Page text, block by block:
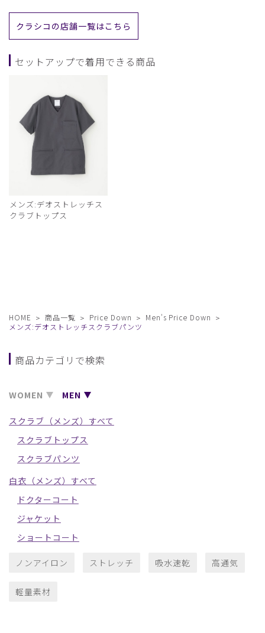
クラシコの店舗一覧はこちら
セットアップで着用できる商品
メンズ:デオストレッチス
クラブトップス
HOME 商品一覧 Price Down
Men's Price Down
メンズ:デオストレッチスクラブパンツ
商品カテゴリで検索
WOMEN MEN
スクラブ（メンズ）すべて
スクラブトップス
スクラブパンツ
白衣（メンズ）すべて
ドクターコート
ジャケット
ショートコート
ノンアイロン ストレッチ 吸水速乾 高通気
軽量素材